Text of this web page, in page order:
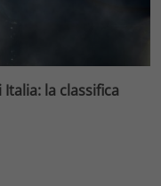
la classifica